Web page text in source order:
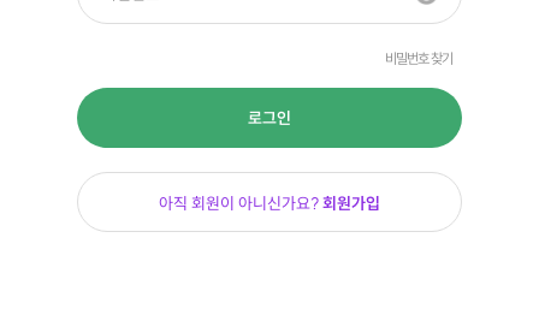
비밀번호 찾기
로그인
아직 회원이 아니신가요?회원가입